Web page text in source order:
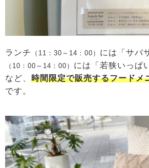
ランチ （11：30～14：00） には「サバ
（10：00～14：00） には「若狭いっぱ
など、 時間限定で販売するフードメ
です。